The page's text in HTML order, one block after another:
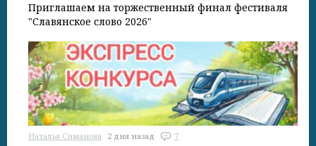
Приглашаем на торжественный финал фестиваля
"Славянское слово 2026"
Наталья Симанова 2 дня назад 7